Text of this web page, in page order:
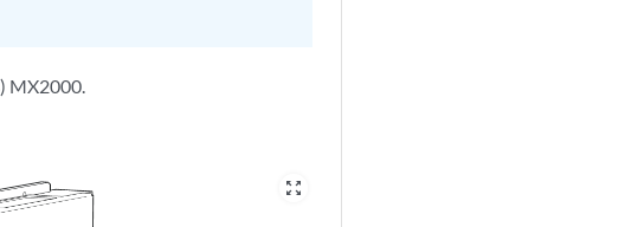
MX2000.
zoom_out_map